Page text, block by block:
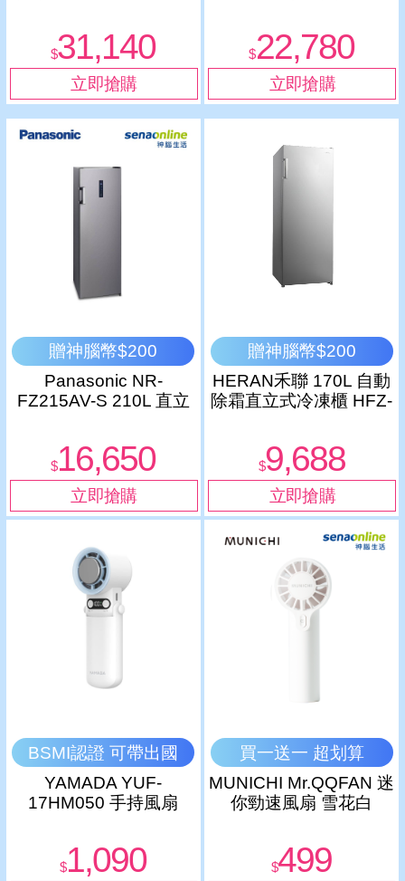
$31,140 $22,780
贈神腦幣$200
Panasonic NR-
FZ215AV-S 210L 直立
$16,650
贈神腦幣$200
HERAN禾聯 170L 自動
除霜直立式冷凍櫃 HFZ-
$9,688
BSMI認證 可帶出國
YAMADA YUF-
17HM050 手持風扇
$1,090
買一送一 超划算
MUNICHI Mr.QQFAN 迷
你勁速風扇 雪花白
$499